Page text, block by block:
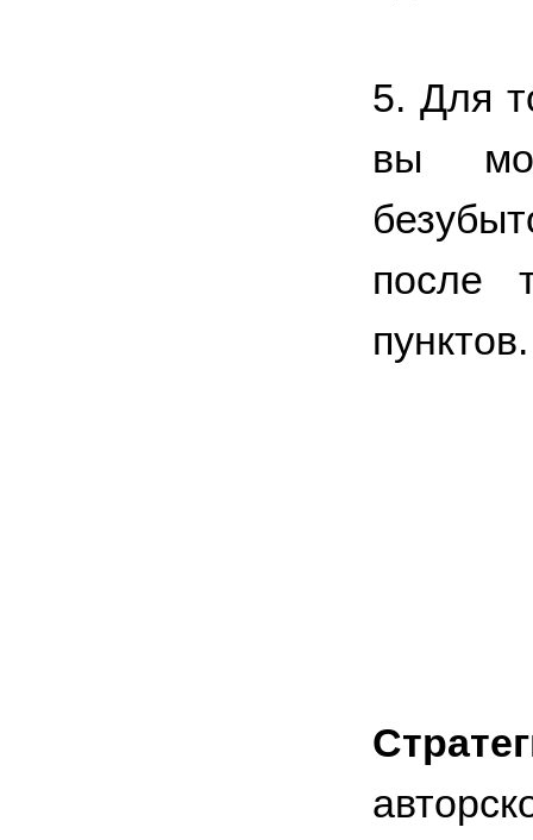
5. Для
вы
после
пунктов.